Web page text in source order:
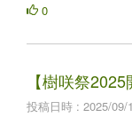
0
【樹咲祭2025
投稿日時 : 2025/09/